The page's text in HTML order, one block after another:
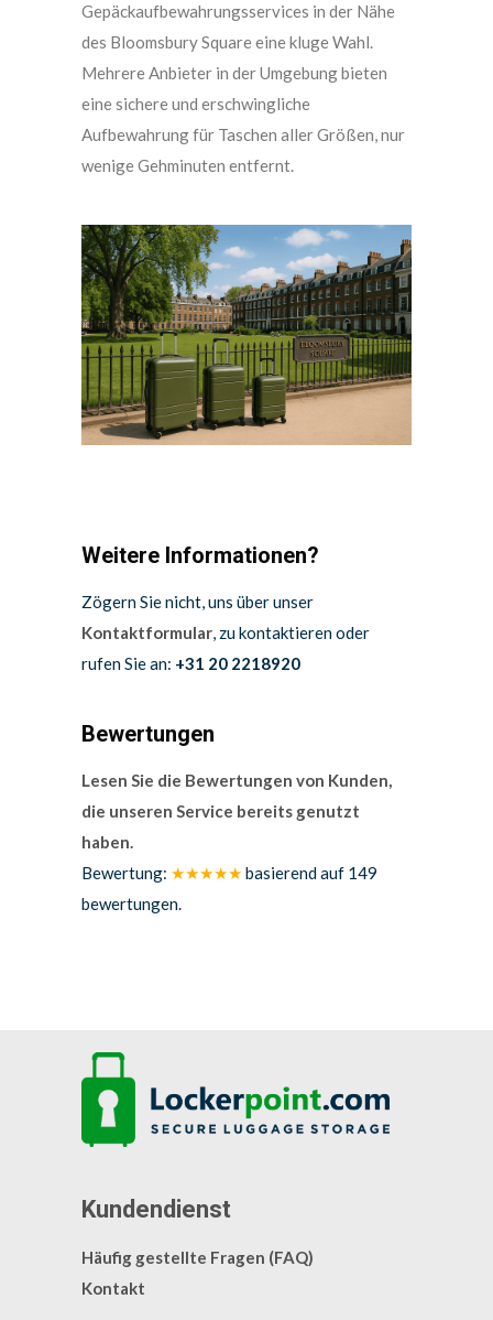
Gepäckaufbewahrungsservices in der Nähe
des Bloomsbury Square eine kluge Wahl.
Mehrere Anbieter in der Umgebung bieten
eine sichere und erschwingliche
Aufbewahrung für Taschen aller Größen, nur
wenige Gehminuten entfernt.
Weitere Informationen?
Zögern Sie nicht, uns über unser
Kontaktformular , zu kontaktieren oder
rufen Sie an: +31 20 2218920
Bewertungen
Lesen Sie die Bewertungen von Kunden,
die unseren Service bereits genutzt
haben.
Bewertung: ★★★★★ basierend auf 149
bewertungen.
Kundendienst
Häufig gestellte Fragen (FAQ)
Kontakt